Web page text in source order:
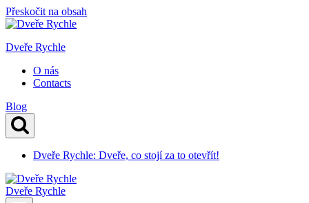
Přeskočit na obsah
Dveře Rychle
O nás
Contacts
Blog
Dveře Rychle: Dveře, co stojí za to otevřít!
Dveře Rychle